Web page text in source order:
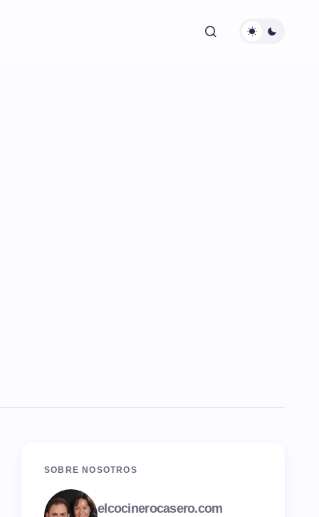
SOBRE NOSOTROS
elcocinerocasero.com